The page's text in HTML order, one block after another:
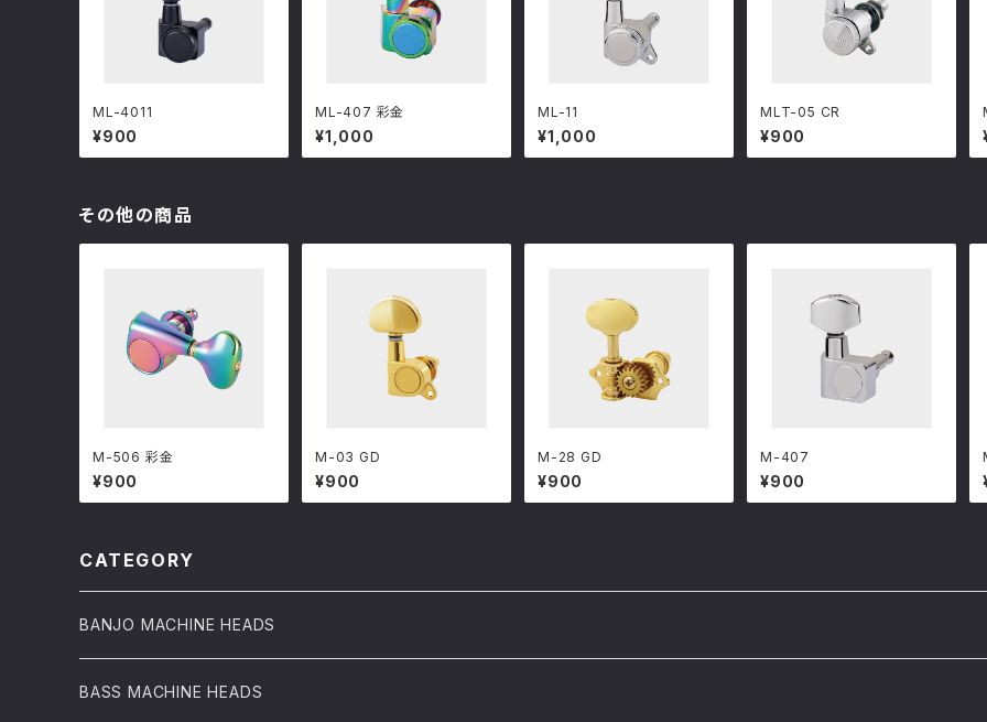
ML-4011
¥900
ML-407 彩金
¥1,000
ML-11
¥1,000
MLT-05 CR
¥900
その他の商品
M-506 彩金
¥900
M-03 GD
¥900
M-28 GD
¥900
M-407
¥900
CATEGORY
BANJO MACHINE HEADS
BASS MACHINE HEADS